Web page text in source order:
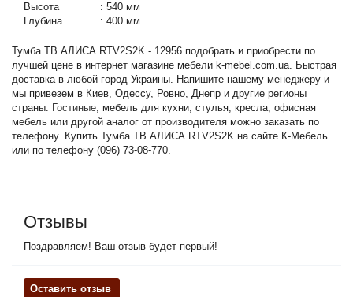
Высота
: 540 мм
Глубина
: 400 мм
Тумба ТВ АЛИСА RTV2S2K - 12956 подобрать и приобрести по
лучшей цене в интернет магазине мебели k-mebel.com.ua. Быстрая
доставка в любой город Украины. Напишите нашему менеджеру и
мы привезем в Киев, Одессу, Ровно, Днепр и другие регионы
страны. Гостиные, мебель для кухни, стулья, кресла, офисная
мебель или другой аналог от производителя можно заказать по
телефону. Купить Тумба ТВ АЛИСА RTV2S2K на сайте К-Мебель
или по телефону (096) 73-08-770.
Отзывы
Поздравляем! Ваш отзыв будет первый!
Оставить отзыв